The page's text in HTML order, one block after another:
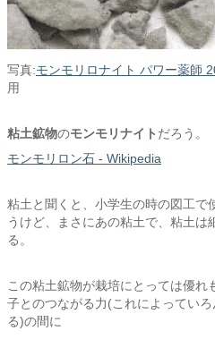
写真:モンモリロナイト パワー薬師
用
粘土鉱物のモンモリナイト だろう。
モンモリロン石 - Wikipedia
粘土と聞くと、小学生の時の図工で
うけど、まさにあの粘土で、粘土は
る。
この粘土鉱物が栽培にとっては優
子とのつながる力(これによってい
る)の間に